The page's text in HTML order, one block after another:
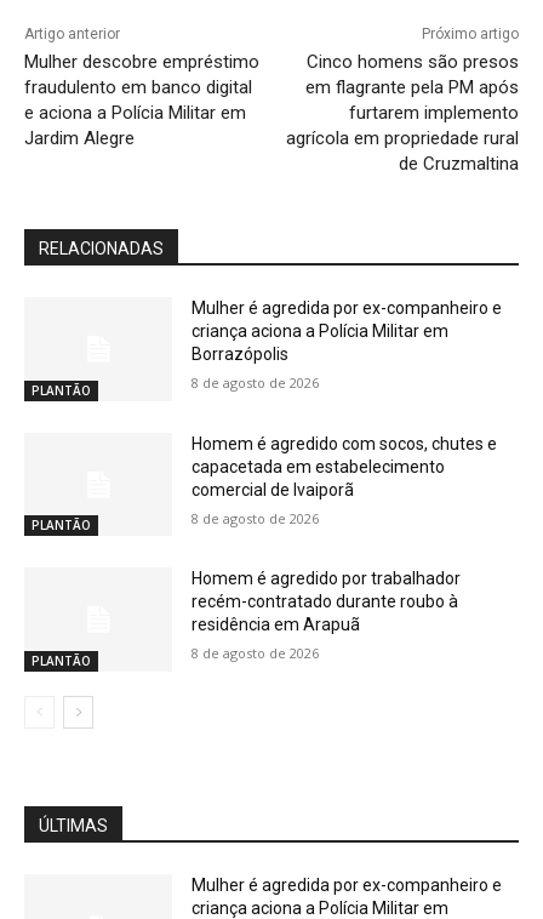
Artigo anterior
Mulher descobre empréstimo
fraudulento em banco digital
e aciona a Polícia Militar em
Jardim Alegre
Próximo artigo
Cinco homens são presos
em flagrante pela PM após
furtarem implemento
agrícola em propriedade rural
de Cruzmaltina
RELACIONADAS
PLANTÃO
Mulher é agredida por ex-companheiro e
criança aciona a Polícia Militar em
Borrazópolis
8 de agosto de 2026
PLANTÃO
Homem é agredido com socos, chutes e
capacetada em estabelecimento
comercial de Ivaiporã
8 de agosto de 2026
PLANTÃO
Homem é agredido por trabalhador
recém-contratado durante roubo à
residência em Arapuã
8 de agosto de 2026
ÚLTIMAS
Mulher é agredida por ex-companheiro e
criança aciona a Polícia Militar em